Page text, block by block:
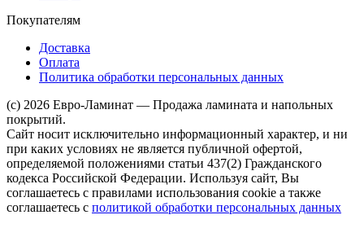
Покупателям
Доставка
Оплата
Политика обработки персональных данных
(c) 2026 Евро-Ламинат — Продажа ламината и напольных
покрытий.
Сайт носит исключительно информационный характер, и ни
при каких условиях не является публичной офертой,
определяемой положениями статьи 437(2) Гражданского
кодекса Российской Федерации. Используя сайт, Вы
соглашаетесь с правилами использования cookie а также
соглашаетесь с политикой обработки персональных данных